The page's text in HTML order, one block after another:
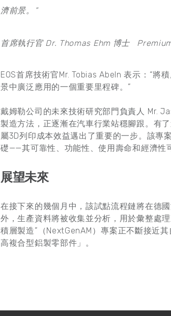
濟前景。”
首席執行官 Dr. Thomas Ehm 博士
EOS首席技術官Mr. Tobias Abeln 表示：“將
景中廣泛應用的一個重要里程碑。”
戴姆勒公司的未來技術研究部門負責人 Mr.
製造方法，正逐漸在汽車行業站穩腳跟。有
屬3D列印成本效益邁出了重要的一步。該專
礎——其可靠性、功能性、使用壽命和經濟性
展望未來
在接下來的幾個月中，該試點流程鏈將在德
外，生產資料將被收集並分析，用於彙整處
積層製造”（NextGenAM）專案正不斷接近
高複合型鋁製零部件」。